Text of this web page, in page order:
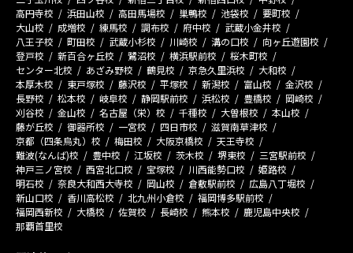
高円寺校
浜田山校 高田馬場校 巣鴨校 池袋校
要町校
大山校
成増校 練馬校 調布校 府中校
武蔵小金井校
八王子校
町田校 武蔵小杉校 川崎校 溝の口校
向ヶ丘遊園校
登戸校
新百合ヶ丘校 鷺沼校 横浜駅前校
桜木町校
センター北校
あざみ野校 鶴見校 京急久里浜校
大和校
本厚木校
東戸塚校 藤沢校 平塚校 新潟校 富山校
金沢校
長野校
松本校 岐阜校 静岡駅前校 浜松校 豊橋校
岡崎校
刈谷校
金山校 名古屋（栄）校 千種校 大曽根校
本山校
藤が丘校
御器所校 一宮校 四日市校
滋賀南草津校
京都（四条烏丸）校
梅田校 大阪京橋校
天王寺校
難波(なんば)校
豊中校 江坂校 茨木校 堺東校
三宮駅前校
神戸三ノ宮校
西宮北口校 宝塚校 川西能勢口校
姫路校
明石校
奈良大和西大寺校 岡山校 倉敷駅前校
広島八丁堀校
新山口校
香川高松校 北九州小倉校
福岡博多駅前校
福岡西新校
大橋校 佐賀校 長崎校 熊本校
鹿児島中央校
那覇首里校